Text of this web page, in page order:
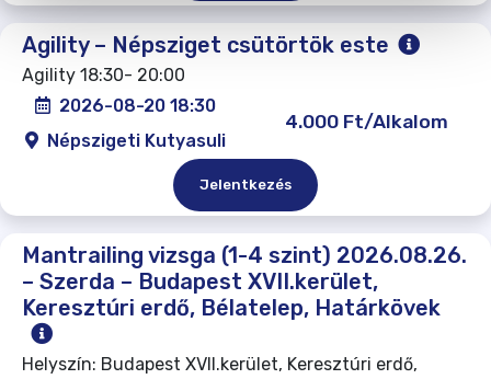
Agility – Népsziget csütörtök este
Agility 18:30- 20:00
2026-08-20 18:30
Népszigeti Kutyasuli
4.000 Ft/Alkalom
Jelentkezés
Mantrailing vizsga (1-4 szint) 2026.08.26.
– Szerda – Budapest XVII.kerület,
Keresztúri erdő, Bélatelep, Határkövek
Helyszín: Budapest XVII.kerület, Keresztúri erdő,